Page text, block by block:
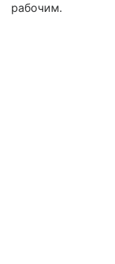
рабочим.